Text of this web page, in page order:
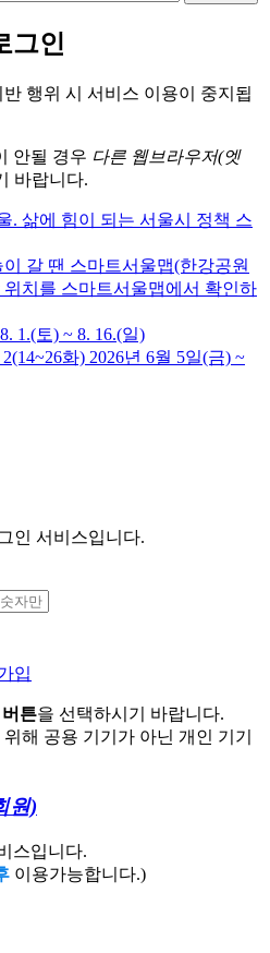
그인
행위 시 서비스 이용이 중지됩
안될 경우 다른 웹브라우저(엣
바랍니다.
인 서비스입니다.
입
튼을 선택하시기 바랍니다.
해 공용 기기가 아닌 개인 기기
원)
스입니다.
이용가능합니다.)